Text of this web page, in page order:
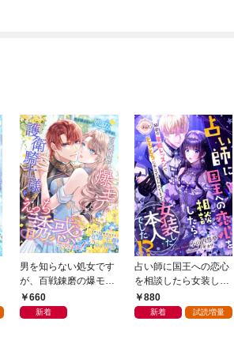
男を知らない処女です
が、百戦錬磨の爆モテ
護衛騎士様をえっちに
誘惑してみます！
660
新着
占い師に国王への恋心
を相談したら女装した
本人でした！？ 秘密
の官能レッスンでとろ
880
新着 試読増量